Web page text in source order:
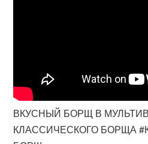
ВКУСНЫЙ БОРЩ В
КЛАССИЧЕСКОГО БОРЩА